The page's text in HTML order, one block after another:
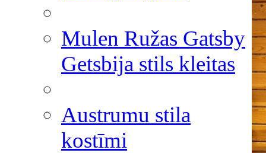
Mulen Ružas Gatsby
Getsbija stils kleitas
Austrumu stila
kostīmi